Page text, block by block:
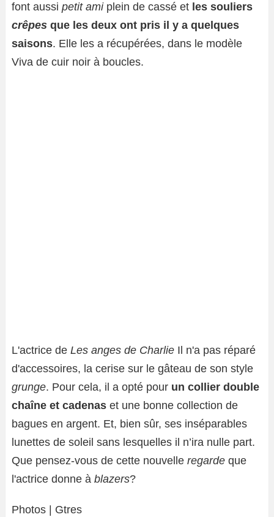
font aussi petit amiplein de cassé et les souliers
crêpes que les deux ont pris il y a quelques
saisons. Elle les a récupérées, dans le modèle
Viva de cuir noir à boucles.
L'actrice de Les anges de Charlie Il n'a pas réparé
d'accessoires, la cerise sur le gâteau de son style
grunge. Pour cela, il a opté pour un collier double
chaîne et cadenas et une bonne collection de
bagues en argent. Et, bien sûr, ses inséparables
lunettes de soleil sans lesquelles il n’ira nulle part.
Que pensez-vous de cette nouvelle regarde que
l'actrice donne à blazers?
Photos | Gtres